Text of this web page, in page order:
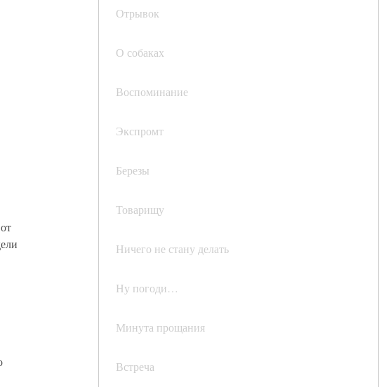
Отрывок
О собаках
Воспоминание
Экспромт
Березы
Товарищу
Ничего не стану делать
Ну погоди…
Минута прощания
Встреча